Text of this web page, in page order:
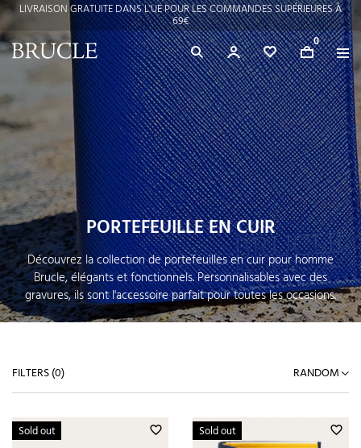
LIVRAISON GRATUITE DANS L'UE POUR LES COMMANDES SUPÉRIEURES À
69€
0
PORTEFEUILLE EN CUIR
Découvrez la collection de portefeuilles en cuir pour homme
Brucle, élégants et fonctionnels. Personnalisables avec des
gravures, ils sont l'accessoire parfait pour toutes les occasions.
FILTERS (0) RANDOM
favorite_border
Sold out favorite_border
Sold out